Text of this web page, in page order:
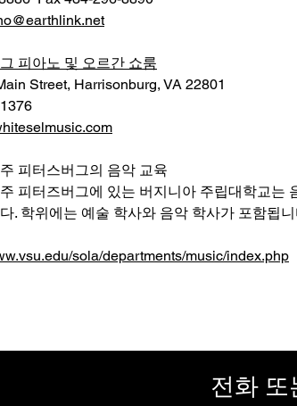
피아노 및 오르간 쇼룸
Street, Harrisonburg, VA 22801
피터스버그의 음악 교육
피터즈버그에 있는 버지니아 주립대학교는
. 학위에는 예술 학사와 음악 학사가 포함됩
sola/departments/music/index.php
전화 또